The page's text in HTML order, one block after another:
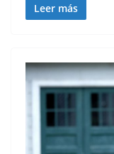
Leer más